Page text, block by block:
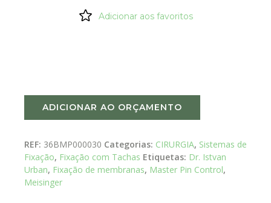
Adicionar aos favoritos
ADICIONAR AO ORÇAMENTO
REF: 36BMP000030 Categorias: CIRURGIA, Sistemas de
Fixação, Fixação com Tachas Etiquetas: Dr. Istvan
Urban, Fixação de membranas, Master Pin Control,
Meisinger